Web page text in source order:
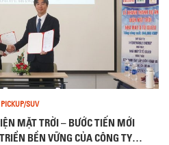
PICKUP/SUV
MẶT TRỜI – BƯỚC TIẾN MỚI
BỀN VỮNG CỦA CÔNG TY